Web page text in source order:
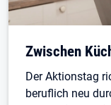
Öffnet in
Zwischen
Der Aktionstag
beruflich neu